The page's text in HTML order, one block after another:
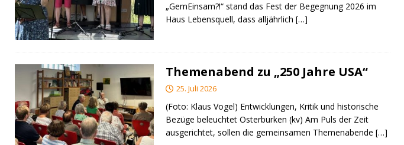
„GemEinsam?!“ stand das Fest der Begegnung 2026 im
Haus Lebensquell, dass alljährlich […]
Themenabend zu „250 Jahre USA“
25. Juli 2026
(Foto: Klaus Vogel) Entwicklungen, Kritik und historische
Bezüge beleuchtet Osterburken (kv) Am Puls der Zeit
ausgerichtet, sollen die gemeinsamen Themenabende […]